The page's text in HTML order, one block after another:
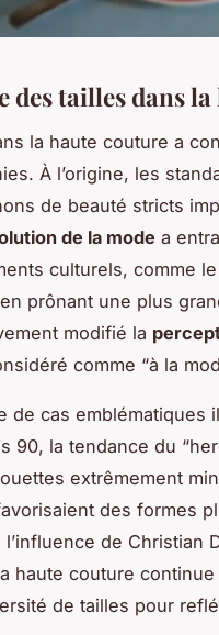
des tailles dans
la haute couture a
À l’origine, les
de beauté stricts
de la mode a
culturels, comme
prônant une plus
modifié la
comme “à la
de cas emblématiques
90, la tendance du
extrêmement
des formes
de Christian
haute couture
de tailles pour